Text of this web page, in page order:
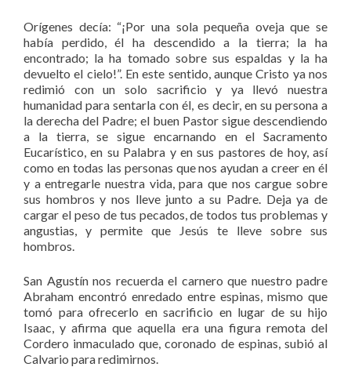
Orígenes decía: “¡Por una sola pequeña oveja que se
había perdido, él ha descendido a la tierra; la ha
encontrado; la ha tomado sobre sus espaldas y la ha
devuelto el cielo!”. En este sentido, aunque Cristo ya nos
redimió con un solo sacrificio y ya llevó nuestra
humanidad para sentarla con él, es decir, en su persona a
la derecha del Padre; el buen Pastor sigue descendiendo
a la tierra, se sigue encarnando en el Sacramento
Eucarístico, en su Palabra y en sus pastores de hoy, así
como en todas las personas que nos ayudan a creer en él
y a entregarle nuestra vida, para que nos cargue sobre
sus hombros y nos lleve junto a su Padre. Deja ya de
cargar el peso de tus pecados, de todos tus problemas y
angustias, y permite que Jesús te lleve sobre sus
hombros.
San Agustín nos recuerda el carnero que nuestro padre
Abraham encontró enredado entre espinas, mismo que
tomó para ofrecerlo en sacrificio en lugar de su hijo
Isaac, y afirma que aquella era una figura remota del
Cordero inmaculado que, coronado de espinas, subió al
Calvario para redimirnos.